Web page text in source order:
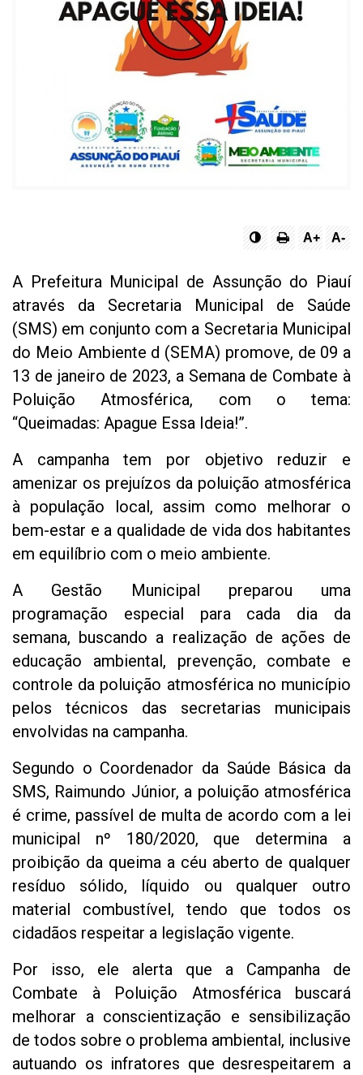
A+ A-
A Prefeitura Municipal de Assunção do Piauí
através da Secretaria Municipal de Saúde
(SMS) em conjunto com a Secretaria Municipal
do Meio Ambiente d (SEMA) promove, de 09 a
13 de janeiro de 2023, a Semana de Combate à
Poluição Atmosférica, com o tema:
“Queimadas: Apague Essa Ideia!”.
A campanha tem por objetivo reduzir e
amenizar os prejuízos da poluição atmosférica
à população local, assim como melhorar o
bem-estar e a qualidade de vida dos habitantes
em equilíbrio com o meio ambiente.
A Gestão Municipal preparou uma
programação especial para cada dia da
semana, buscando a realização de ações de
educação ambiental, prevenção, combate e
controle da poluição atmosférica no município
pelos técnicos das secretarias municipais
envolvidas na campanha.
Segundo o Coordenador da Saúde Básica da
SMS, Raimundo Júnior, a poluição atmosférica
é crime, passível de multa de acordo com a lei
municipal nº 180/2020, que determina a
proibição da queima a céu aberto de qualquer
resíduo sólido, líquido ou qualquer outro
material combustível, tendo que todos os
cidadãos respeitar a legislação vigente.
Por isso, ele alerta que a Campanha de
Combate à Poluição Atmosférica buscará
melhorar a conscientização e sensibilização
de todos sobre o problema ambiental, inclusive
autuando os infratores que desrespeitarem a